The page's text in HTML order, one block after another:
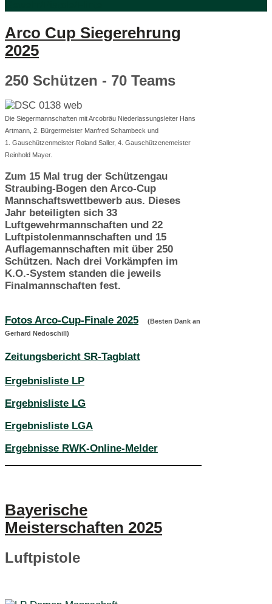
Arco Cup Siegerehrung
2025
250 Schützen - 70 Teams
Die Siegermannschaften mit Arcobräu Niederlassungsleiter Hans
Artmann, 2. Bürgermeister Manfred Schambeck und
1. Gauschützenmeister Roland Saller, 4. Gauschützenemeister
Reinhold Mayer.
Zum 15 Mal trug der Schützengau
Straubing-Bogen den Arco-Cup
Mannschaftswettbewerb aus. Dieses
Jahr beteiligten sich 33
Luftgewehrmannschaften und 22
Luftpistolenmannschaften und 15
Auflagemannschaften mit über 250
Schützen. Nach drei Vorkämpfen im
K.O.-System standen die jeweils
Finalmannschaften fest.
Fotos Arco-Cup-Finale 2025
(Besten Dank an
Gerhard Nedoschill)
Zeitungsbericht SR-Tagblatt
Ergebnisliste LP
Ergebnisliste LG
Ergebnisliste LGA
Ergebnisse RWK-Online-Melder
Bayerische
Meisterschaften 2025
Luftpistole